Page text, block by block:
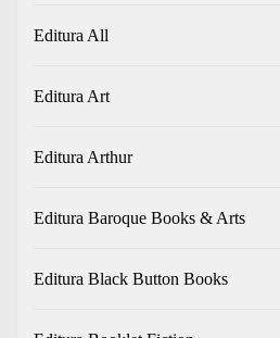
Editura All
Editura Art
Editura Arthur
Editura Baroque Books & Arts
Editura Black Button Books